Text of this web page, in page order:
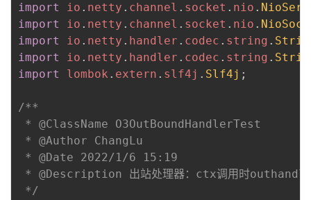
import
io . netty . channel . socket . nio .
import
io . netty . channel . socket . nio .
import
io . netty . handler . codec . string .
import
io . netty . handler . codec . string .
import
lombok . extern . slf4j . Slf4j ;
/**
* @ClassName O3OutBoundHandlerTest
* @Author ChangLu
* @Date 2022/1/6 15:19
* @Description 出站处理器：ctx调用时
*/